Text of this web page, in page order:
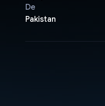
De
Pakistan